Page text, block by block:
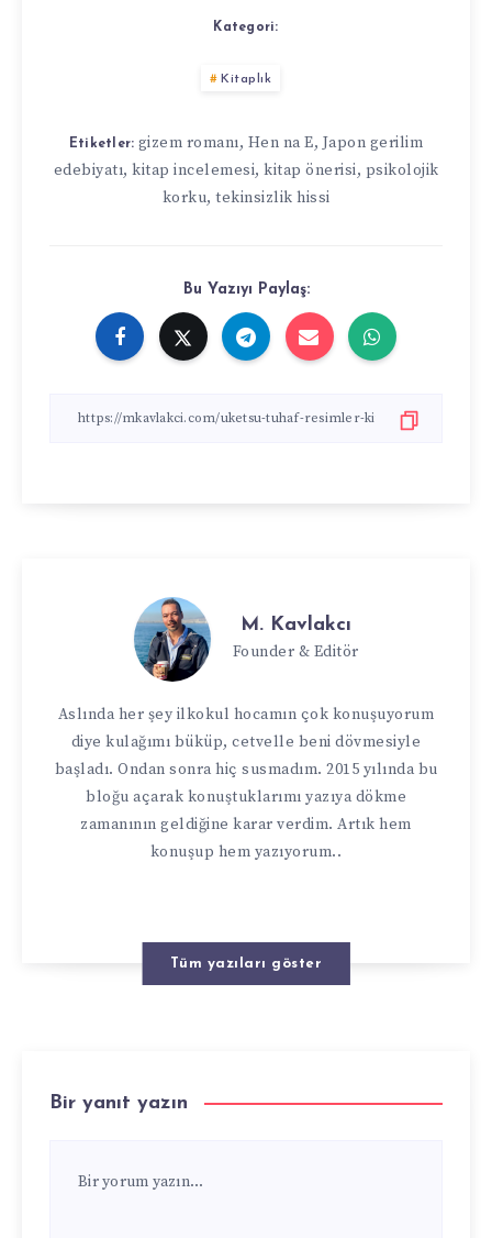
Kategori:
Kitaplık
Etiketler: gizem romanı, Hen na E, Japon gerilim
edebiyatı, kitap incelemesi, kitap önerisi, psikolojik
korku, tekinsizlik hissi
Bu Yazıyı Paylaş:
M. Kavlakcı
Founder & Editör
Aslında her şey ilkokul hocamın çok konuşuyorum
diye kulağımı büküp, cetvelle beni dövmesiyle
başladı. Ondan sonra hiç susmadım. 2015 yılında bu
bloğu açarak konuştuklarımı yazıya dökme
zamanının geldiğine karar verdim. Artık hem
konuşup hem yazıyorum..
Tüm yazıları göster
Bir yanıt yazın